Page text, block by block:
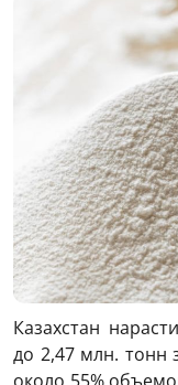
Казахстан
до 2,47 млн. тонн